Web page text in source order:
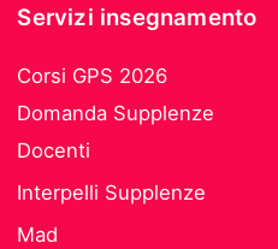
Servizi insegnamento
Corsi GPS 2026
Domanda Supplenze
Docenti
Interpelli Supplenze
Mad